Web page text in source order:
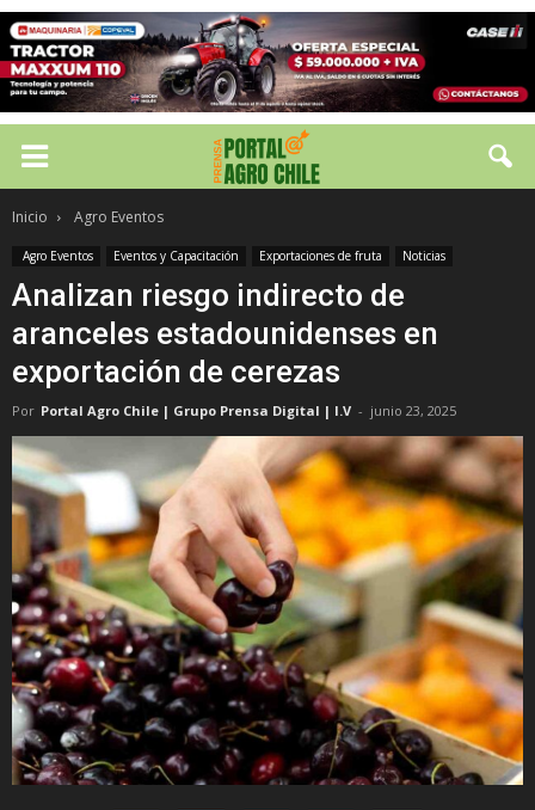
Inicio Agro Eventos
Agro Eventos Eventos y Capacitación Exportaciones de fruta Noticias
Analizan riesgo indirecto de
aranceles estadounidenses en
exportación de cerezas
Por Portal Agro Chile | Grupo Prensa Digital | I.V - junio 23, 2025